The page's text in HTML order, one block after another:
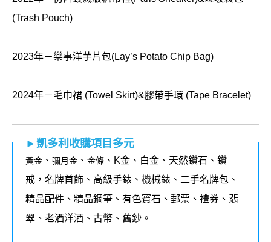
(Trash Pouch)
2023年－樂事洋芋片包(Lay’s Potato Chip Bag)
2024年－毛巾裙 (Towel Skirt)&膠帶手環 (Tape Bracelet)
►凱多利收購項目多元
黃金 、 彌月金 、 金條 、K金、白金、天然鑽石、鑽
戒，名牌首飾、高級手錶、機械錶、二手名牌包、
精品配件、精品鋼筆、有色寶石、郵票、禮券、翡
翠、老酒洋酒、古幣、舊鈔。